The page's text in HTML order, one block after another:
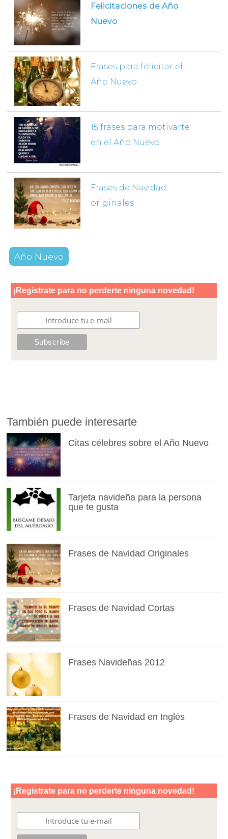
Felicitaciones de Año
Nuevo
Frases para felicitar el
Año Nuevo
15 frases para motivarte
en el Año Nuevo
Frases de Navidad
originales
Año Nuevo
También puede interesarte
Citas célebres sobre el Año Nuevo
Tarjeta navideña para la persona
que te gusta
Frases de Navidad Originales
Frases de Navidad Cortas
Frases Navideñas 2012
Frases de Navidad en Inglés